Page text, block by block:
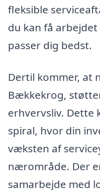
fleksible
du kan få
passer dig bedst.
Dertil kommer, at
Bækkekrog,
erhvervsliv. Dette
spiral, hvor din
væksten af
nærområde. Der
samarbejde med